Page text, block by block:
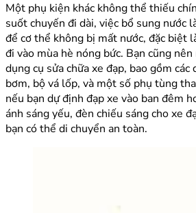
Một phụ kiện khác không thể thiếu
suốt chuyến đi dài, việc bổ sung nước
để cơ thể không bị mất nước, đặc biệt
đi vào mùa hè nóng bức. Bạn cũng
dụng cụ sửa chữa xe đạp, bao gồm các
bơm, bộ vá lốp, và một số phụ tùng
nếu bạn dự định đạp xe vào ban đêm
ánh sáng yếu, đèn chiếu sáng cho xe
bạn có thể di chuyển an toàn.